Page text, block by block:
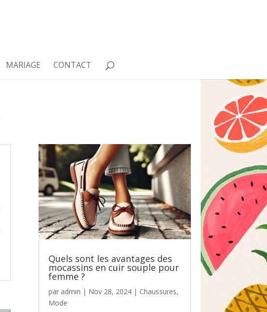
MARIAGE CONTACT
Quels sont les avantages des
mocassins en cuir souple pour
femme ?
par admin | Nov 28, 2024 | Chaussures,
Mode